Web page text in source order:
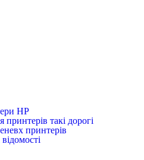
HP
такі дорогі
принтерів